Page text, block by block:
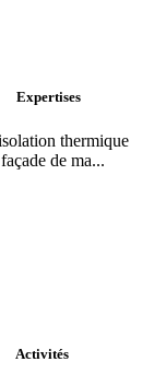
Expertises
thermique
de ma...
Activités